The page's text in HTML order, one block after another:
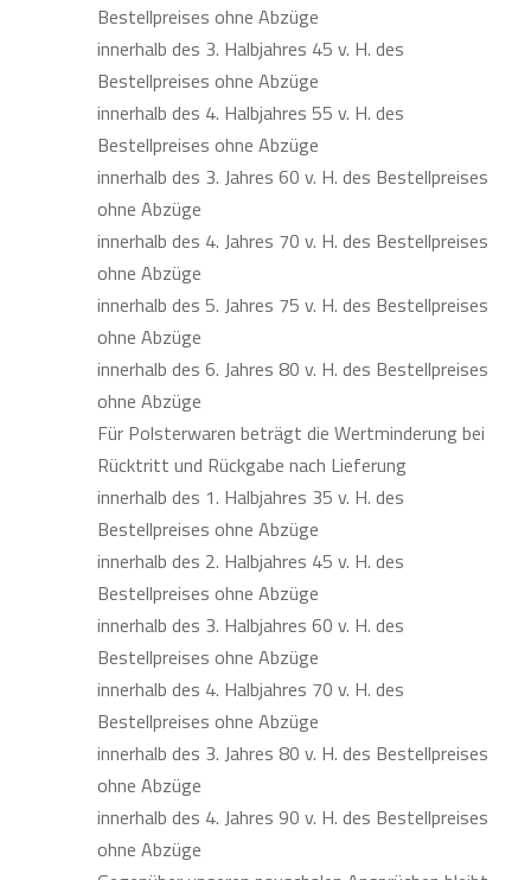
Bestellpreises ohne Abzüge
innerhalb des 3. Halbjahres 45 v. H. des
Bestellpreises ohne Abzüge
innerhalb des 4. Halbjahres 55 v. H. des
Bestellpreises ohne Abzüge
innerhalb des 3. Jahres 60 v. H. des Bestellpreises
ohne Abzüge
innerhalb des 4. Jahres 70 v. H. des Bestellpreises
ohne Abzüge
innerhalb des 5. Jahres 75 v. H. des Bestellpreises
ohne Abzüge
innerhalb des 6. Jahres 80 v. H. des Bestellpreises
ohne Abzüge
Für Polsterwaren beträgt die Wertminderung bei
Rücktritt und Rückgabe nach Lieferung
innerhalb des 1. Halbjahres 35 v. H. des
Bestellpreises ohne Abzüge
innerhalb des 2. Halbjahres 45 v. H. des
Bestellpreises ohne Abzüge
innerhalb des 3. Halbjahres 60 v. H. des
Bestellpreises ohne Abzüge
innerhalb des 4. Halbjahres 70 v. H. des
Bestellpreises ohne Abzüge
innerhalb des 3. Jahres 80 v. H. des Bestellpreises
ohne Abzüge
innerhalb des 4. Jahres 90 v. H. des Bestellpreises
ohne Abzüge